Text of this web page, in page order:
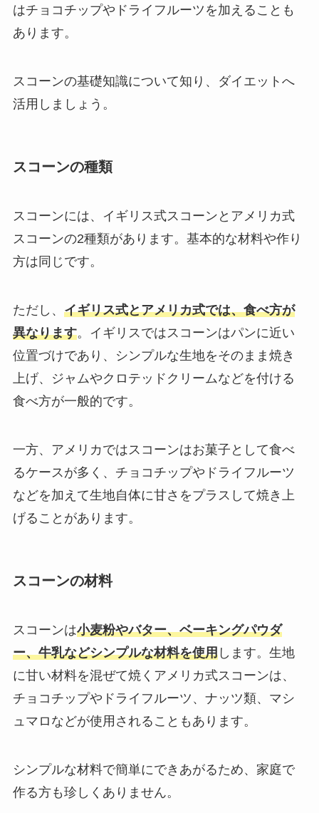
はチョコチップやドライフルーツを加えることも
あります。
スコーンの基礎知識について知り、ダイエットへ
活用しましょう。
スコーンの種類
スコーンには、イギリス式スコーンとアメリカ式
スコーンの2種類があります。基本的な材料や作り
方は同じです。
ただし、 イギリス式とアメリカ式では、食べ方が
異なります。イギリスではスコーンはパンに近い
位置づけであり、シンプルな生地をそのまま焼き
上げ、ジャムやクロテッドクリームなどを付ける
食べ方が一般的です。
一方、アメリカではスコーンはお菓子として食べ
るケースが多く、チョコチップやドライフルーツ
などを加えて生地自体に甘さをプラスして焼き上
げることがあります。
スコーンの材料
スコーンは小麦粉やバター、ベーキングパウダ
ー、牛乳などシンプルな材料を使用します。生地
に甘い材料を混ぜて焼くアメリカ式スコーンは、
チョコチップやドライフルーツ、ナッツ類、マシ
ュマロなどが使用されることもあります。
シンプルな材料で簡単にできあがるため、家庭で
作る方も珍しくありません。